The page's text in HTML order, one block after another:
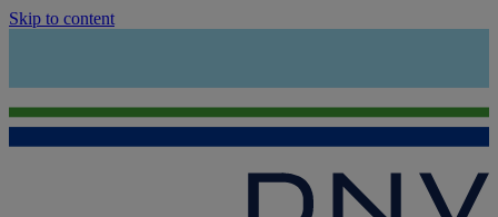
Skip to content